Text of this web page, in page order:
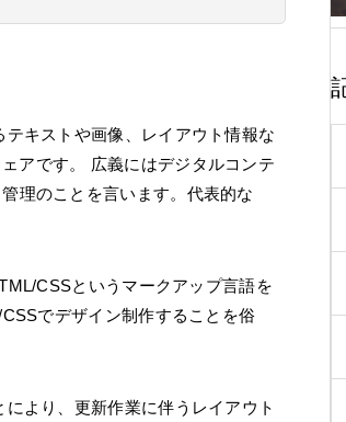
キストや画像、レイアウト情報な
アです。 広義にはデジタルコンテ
理のことを言います。代表的な
CSSというマークアップ言語を
でデザイン制作することを俗
より、更新作業に伴うレイアウト